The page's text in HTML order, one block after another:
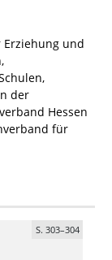
und
der
Hessen
für
S. 303–304